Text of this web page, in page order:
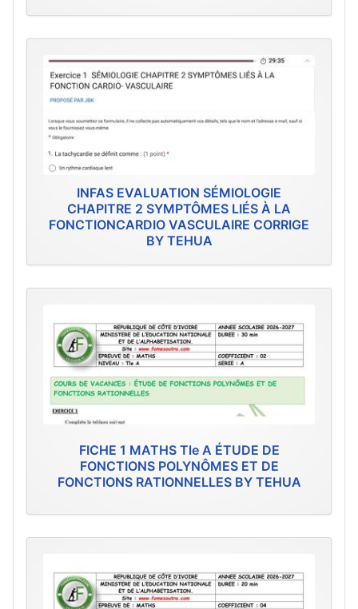
INFAS EVALUATION SÉMIOLOGIE
CHAPITRE 2 SYMPTÔMES LIÉS À LA
FONCTIONCARDIO VASCULAIRE CORRIGE
BY TEHUA
FICHE 1 MATHS Tle A ÉTUDE DE
FONCTIONS POLYNÔMES ET DE
FONCTIONS RATIONNELLES BY TEHUA